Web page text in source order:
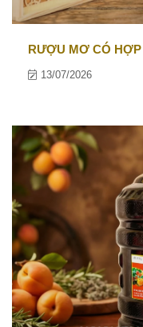
RƯỢU MƠ CÓ
13/07/2026